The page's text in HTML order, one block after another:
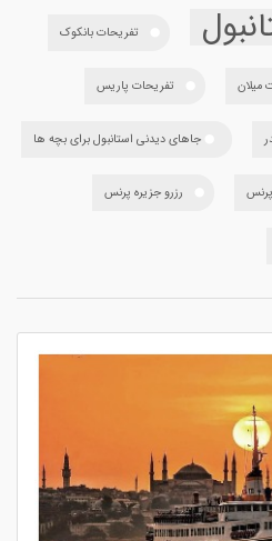
تفریحات بانکوک
میلان تفریحات پاریس
جاهای دیدنی استانبول برای بچه ها
رزرو جزیره پرنس